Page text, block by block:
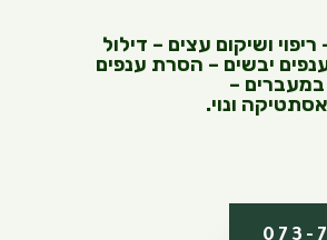
ושיקום עצים – דילול
יבשים – הסרת ענפים
במעברים –
ונוי.